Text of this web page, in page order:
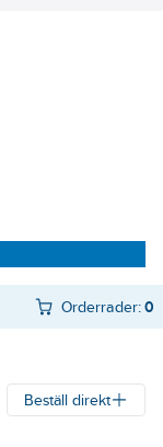
Orderrader:0
Beställ direkt